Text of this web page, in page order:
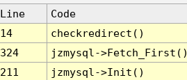
Line
Code
14
checkredirect()
324
jzmysql-
211
jzmysql->Init()